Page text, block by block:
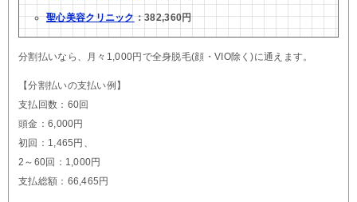
聖心美容クリニック：382,360円
分割払いなら、月々1,000円で全身脱毛(顔・VIO除く)に通えます。
【分割払いの支払い例】
支払回数：60回
頭金：6,000円
初回：1,465円、
2～60回：1,000円
支払総額：66,465円